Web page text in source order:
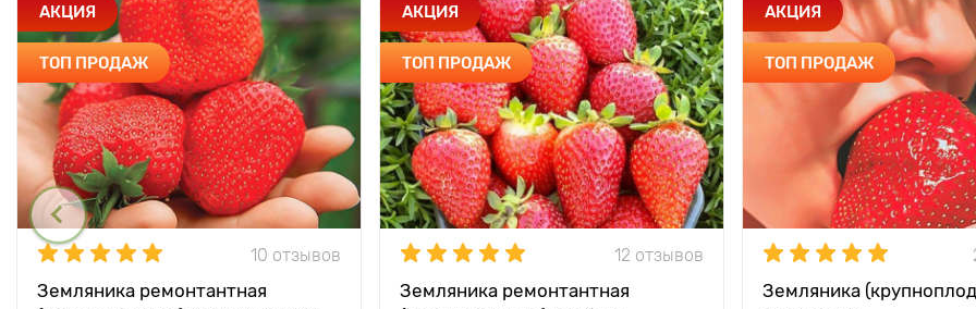
АКЦИЯ
ТОП ПРОДАЖ
10 отзывов
Земляника ремонтантная
АКЦИЯ
ТОП ПРОДАЖ
12 отзывов
Земляника ремонтантная
АКЦИЯ
ТОП ПРОДАЖ
Земляника